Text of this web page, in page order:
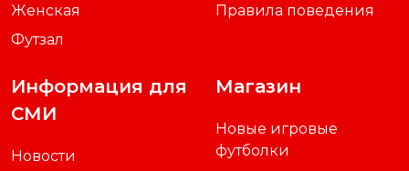
Женская
Футзал
Правила поведения
Информация для
СМИ
Новости
Магазин
Новые игровые
футболки